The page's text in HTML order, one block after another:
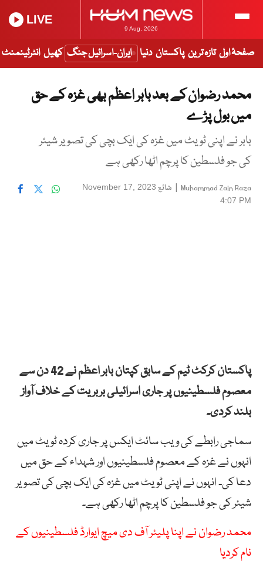
9 Aug, 2026
LIVE
صفحۂ اول تازہ ترین پاکستان دنیا ایران-اسرائیل جنگ کھیل انٹرٹینمنٹ
محمد رضوان کے بعد بابر اعظم بھی غزہ کے حق
میں بول پڑے
بابر نے اپنی ٹویٹ میں غزہ کی ایک بچی کی تصویر شیئر
کی جو فلسطین کا پرچم اٹھا رکھی ہے
Muhammad Zain Raza
| شائع November 17, 2023
4:07 PM
پاکستان کرکٹ ٹیم کے سابق کپتان بابر اعظم نے 42 دن سے
معصوم فلسطینیوں پر جاری اسرائیلی بربریت کے خلاف آواز
بلند کردی۔
سماجی رابطے کی ویب سائٹ ایکس پر جاری کردہ ٹویٹ میں
انہوں نے غزہ کے معصوم فلسطینیوں اور شہداء کے حق میں
دعا کی۔ انہوں نے اپنی ٹویٹ میں غزہ کی ایک بچی کی تصویر
شیئر کی جو فلسطین کا پرچم اٹھا رکھی ہے۔
محمد رضوان نے اپنا پلیئر آف دی میچ ایوارڈ فلسطینیوں کے
نام کردیا